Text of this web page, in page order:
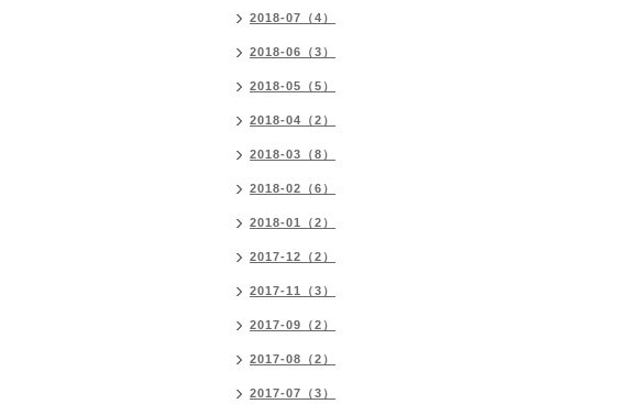
2018-07（4）
2018-06（3）
2018-05（5）
2018-04（2）
2018-03（8）
2018-02（6）
2018-01（2）
2017-12（2）
2017-11（3）
2017-09（2）
2017-08（2）
2017-07（3）